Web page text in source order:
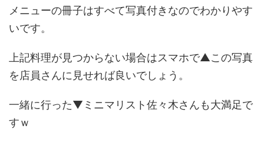
メニューの冊子はすべて写真付きなのでわかりやす
いです。
上記料理が見つからない場合はスマホで▲この写真
を店員さんに見せれば良いでしょう。
一緒に行った▼ミニマリスト佐々木さんも大満足で
すｗ